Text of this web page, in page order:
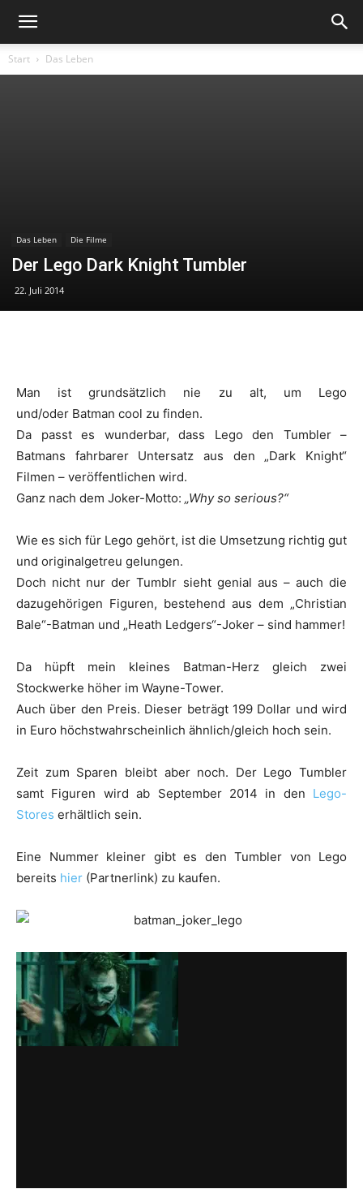
Start Das Leben
Das Leben Die Filme
Der Lego Dark Knight Tumbler
22. Juli 2014
Man ist grundsätzlich nie zu alt, um Lego
und/oder Batman cool zu finden.
Da passt es wunderbar, dass Lego den Tumbler –
Batmans fahrbarer Untersatz aus den „Dark Knight“
Filmen – veröffentlichen wird.
Ganz nach dem Joker-Motto: „Why so serious?“
Wie es sich für Lego gehört, ist die Umsetzung richtig gut
und originalgetreu gelungen.
Doch nicht nur der Tumblr sieht genial aus – auch die
dazugehörigen Figuren, bestehend aus dem „Christian
Bale“-Batman und „Heath Ledgers“-Joker – sind hammer!
Da hüpft mein kleines Batman-Herz gleich zwei
Stockwerke höher im Wayne-Tower.
Auch über den Preis. Dieser beträgt 199 Dollar und wird
in Euro höchstwahrscheinlich ähnlich/gleich hoch sein.
Zeit zum Sparen bleibt aber noch. Der Lego Tumbler
samt Figuren wird ab September 2014 in den Lego-
Stores erhältlich sein.
Eine Nummer kleiner gibt es den Tumbler von Lego
bereits hier (Partnerlink) zu kaufen.